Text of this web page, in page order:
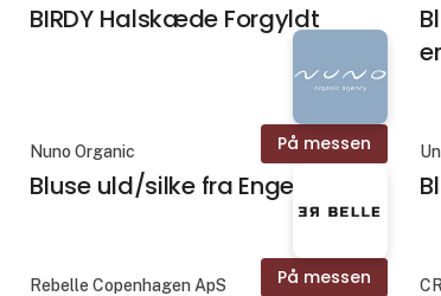
BIRDY Halskæde Forgyldt
På messen
Nuno Organic
Bluse uld/silke fra Engel
På messen
Rebelle Copenhagen ApS